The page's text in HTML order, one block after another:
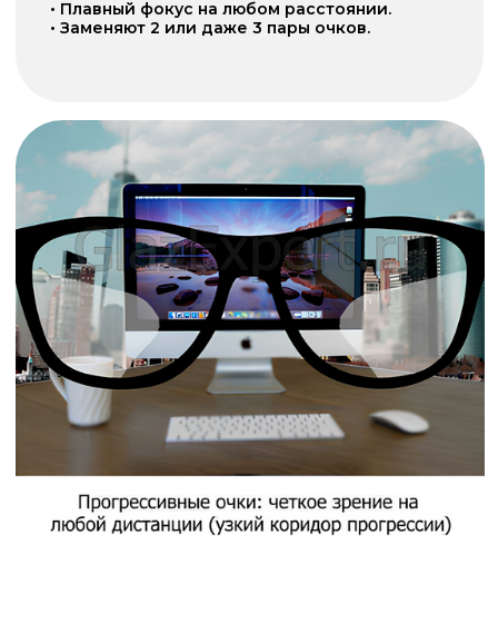
Максимальный комфорт:
Вам больше не нужно носить с собой
несколько пар очков.
2
Эстетичный вид:
Линза выглядит как обычная, без
делящих полосок и сегментов, что
визуально не выдает ваш возраст.
Ваш взгляд плавно перемещается от
дальних объектов к ближним без
«скачков» изображения.